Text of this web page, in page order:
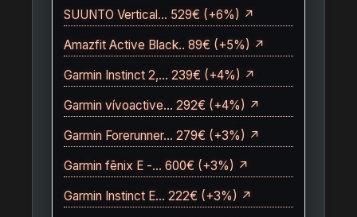
SUUNTO Vertical… 529€ (+6%) ↗
Amazfit Active Black.. 89€ (+5%) ↗
Garmin Instinct 2,… 239€ (+4%) ↗
Garmin vívoactive… 292€ (+4%) ↗
Garmin Forerunner… 279€ (+3%) ↗
Garmin fēnix E -… 600€ (+3%) ↗
Garmin Instinct E… 222€ (+3%) ↗